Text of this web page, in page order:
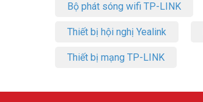
Bộ phát sóng wifi TP-LINK
Thiết bị hội nghị Yealink
Thiết bị mạng TP-LINK